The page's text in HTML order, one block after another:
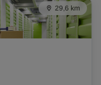
29,6 km